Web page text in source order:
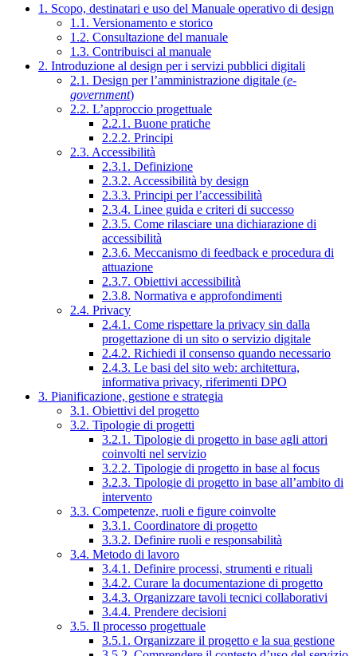
1. Scopo, destinatari e uso del Manuale operativo di design
1.1. Versionamento e storico
1.2. Consultazione del manuale
1.3. Contribuisci al manuale
2. Introduzione al design per i servizi pubblici digitali
2.1. Design per l’amministrazione digitale (e-
government)
2.2. L’approccio progettuale
2.2.1. Buone pratiche
2.2.2. Principi
2.3. Accessibilità
2.3.1. Definizione
2.3.2. Accessibilità by design
2.3.3. Principi per l’accessibilità
2.3.4. Linee guida e criteri di successo
2.3.5. Come rilasciare una dichiarazione di
accessibilità
2.3.6. Meccanismo di feedback e procedura di
attuazione
2.3.7. Obiettivi accessibilità
2.3.8. Normativa e approfondimenti
2.4. Privacy
2.4.1. Come rispettare la privacy sin dalla
progettazione di un sito o servizio digitale
2.4.2. Richiedi il consenso quando necessario
2.4.3. Le basi del sito web: architettura,
informativa privacy, riferimenti DPO
3. Pianificazione, gestione e strategia
3.1. Obiettivi del progetto
3.2. Tipologie di progetti
3.2.1. Tipologie di progetto in base agli attori
coinvolti nel servizio
3.2.2. Tipologie di progetto in base al focus
3.2.3. Tipologie di progetto in base all’ambito di
intervento
3.3. Competenze, ruoli e figure coinvolte
3.3.1. Coordinatore di progetto
3.3.2. Definire ruoli e responsabilità
3.4. Metodo di lavoro
3.4.1. Definire processi, strumenti e rituali
3.4.2. Curare la documentazione di progetto
3.4.3. Organizzare tavoli tecnici collaborativi
3.4.4. Prendere decisioni
3.5. Il processo progettuale
3.5.1. Organizzare il progetto e la sua gestione